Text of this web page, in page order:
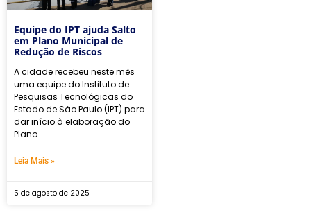
Equipe do IPT ajuda Salto
em Plano Municipal de
Redução de Riscos
A cidade recebeu neste mês
uma equipe do Instituto de
Pesquisas Tecnológicas do
Estado de São Paulo (IPT) para
dar início à elaboração do
Plano
Leia Mais »
5 de agosto de 2025